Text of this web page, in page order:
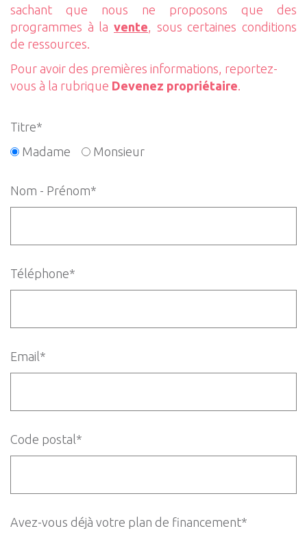
sachant que nous ne proposons que des
programmes à la vente, sous certaines conditions
de ressources.
Pour avoir des premières informations, reportez-
vous à la rubrique Devenez propriétaire.
Titre*
Madame
Monsieur
Nom - Prénom*
Téléphone*
Email*
Code postal*
Avez-vous déjà votre plan de financement*